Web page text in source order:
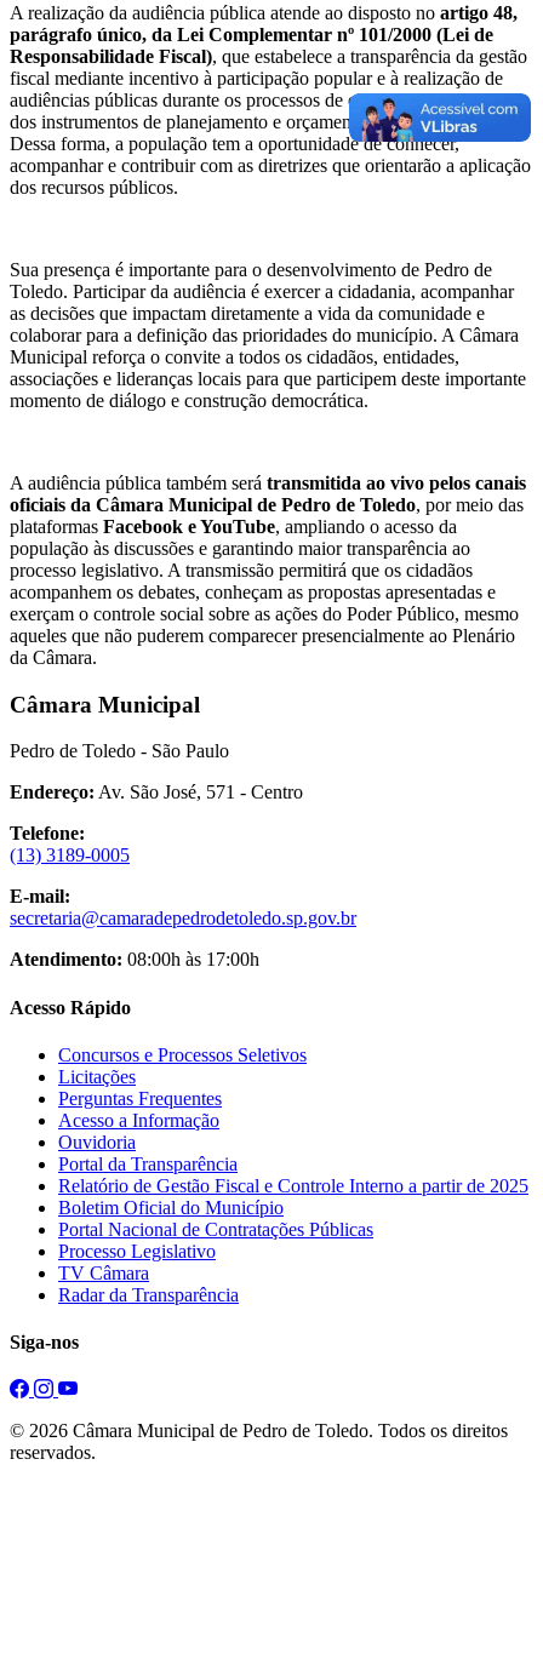
A realização da audiência pública atende ao disposto no artigo 48,
parágrafo único, da Lei Complementar nº 101/2000 (Lei de
Responsabilidade Fiscal), que estabelece a transparência da gestão
fiscal mediante incentivo à participação popular e à realização de
audiências públicas durante os processos de elaboração e discussão
dos instrumentos de planejamento e orçamento governamental.
Dessa forma, a população tem a oportunidade de conhecer,
acompanhar e contribuir com as diretrizes que orientarão a aplicação
dos recursos públicos.
Sua presença é importante para o desenvolvimento de Pedro de
Toledo. Participar da audiência é exercer a cidadania, acompanhar
as decisões que impactam diretamente a vida da comunidade e
colaborar para a definição das prioridades do município. A Câmara
Municipal reforça o convite a todos os cidadãos, entidades,
associações e lideranças locais para que participem deste importante
momento de diálogo e construção democrática.
A audiência pública também será transmitida ao vivo pelos canais
oficiais da Câmara Municipal de Pedro de Toledo, por meio das
plataformas Facebook e YouTube, ampliando o acesso da
população às discussões e garantindo maior transparência ao
processo legislativo. A transmissão permitirá que os cidadãos
acompanhem os debates, conheçam as propostas apresentadas e
exerçam o controle social sobre as ações do Poder Público, mesmo
aqueles que não puderem comparecer presencialmente ao Plenário
da Câmara.
Câmara Municipal
Pedro de Toledo - São Paulo
Endereço: Av. São José, 571 - Centro
Telefone:
(13) 3189-0005
E-mail:
secretaria@camaradepedrodetoledo.sp.gov.br
Atendimento: 08:00h às 17:00h
Acesso Rápido
Concursos e Processos Seletivos
Licitações
Perguntas Frequentes
Acesso a Informação
Ouvidoria
Portal da Transparência
Relatório de Gestão Fiscal e Controle Interno a partir de 2025
Boletim Oficial do Município
Portal Nacional de Contratações Públicas
Processo Legislativo
TV Câmara
Radar da Transparência
Siga-nos
© 2026 Câmara Municipal de Pedro de Toledo. Todos os direitos
reservados.